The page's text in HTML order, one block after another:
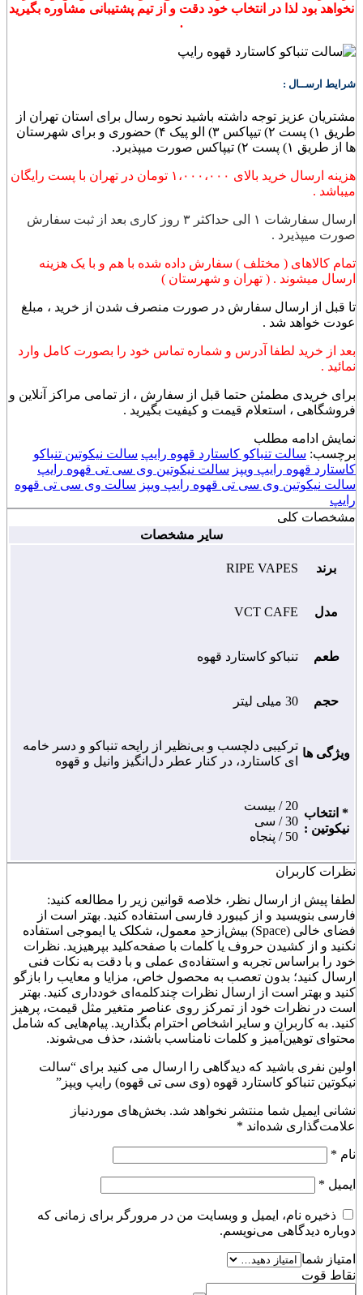
نخواهد بود لذا در انتخاب خود دقت و از تیم پشتیبانی مشاوره بگیرید
.
شرایط ارســال :
مشتریان عزیز توجه داشته باشید نحوه رسال برای استان تهران از
طریق ۱) پست ۲) تیپاکس ۳) الو پیک ۴) حضوری و برای شهرستان
ها از طریق ۱) پست ۲) تیپاکس صورت میپذیرد.
هزینه ارسال خرید بالای ۱،۰۰۰،۰۰۰ تومان در تهران با پست رایگان
میباشد .
ارسال سفارشات ۱ الی حداکثر ۳ روز کاری بعد از ثبت سفارش
صورت میپذیرد .
تمام کالاهای ( مختلف ) سفارش داده شده با هم و با یک هزینه
ارسال میشوند . ( تهران و شهرستان )
تا قبل از ارسال سفارش در صورت منصرف شدن از خرید ، مبلغ
عودت خواهد شد .
بعد از خرید لطفا آدرس و شماره تماس خود را بصورت کامل وارد
نمائید .
برای خریدی مطمئن حتما قبل از سفارش ، از تمامی مراکز آنلاین و
فروشگاهی ، استعلام قیمت و کیفیت بگیرید .
نمایش ادامه مطلب
برچسب: سالت تنباکو کاستارد قهوه رایپ سالت نیکوتین تنباکو
کاستارد قهوه رایپ ویپز سالت نیکوتین وی سی تی قهوه رایپ
سالت نیکوتین وی سی تی قهوه رایپ ویپز سالت وی سی تی قهوه
رایپ
مشخصات کلی
سایر مشخصات
برند RIPE VAPES
مدل VCT CAFE
طعم تنباکو کاستارد قهوه
حجم 30 میلی لیتر
ویژگی ها
ترکیبی دلچسب و بی‌نظیر از رایحه تنباکو و دسر خامه
ای کاستارد، در کنار عطر دل‌انگیز وانیل و قهوه
* انتخاب
نیکوتین :
20 / بیست
30 / سی
50 / پنجاه
نظرات کاربران
لطفا پیش از ارسال نظر، خلاصه قوانین زیر را مطالعه کنید:
فارسی بنویسید و از کیبورد فارسی استفاده کنید. بهتر است از
فضای خالی (Space) بیش‌از‌حدِ معمول، شکلک یا ایموجی استفاده
نکنید و از کشیدن حروف یا کلمات با صفحه‌کلید بپرهیزید. نظرات
خود را براساس تجربه و استفاده‌ی عملی و با دقت به نکات فنی
ارسال کنید؛ بدون تعصب به محصول خاص، مزایا و معایب را بازگو
کنید و بهتر است از ارسال نظرات چندکلمه‌‌ای خودداری کنید. بهتر
است در نظرات خود از تمرکز روی عناصر متغیر مثل قیمت، پرهیز
کنید. به کاربران و سایر اشخاص احترام بگذارید. پیام‌هایی که شامل
محتوای توهین‌آمیز و کلمات نامناسب باشند، حذف می‌شوند.
اولین نفری باشید که دیدگاهی را ارسال می کنید برای “سالت
نیکوتین تنباکو کاستارد قهوه (وی سی تی قهوه) رایپ ویپز”
نشانی ایمیل شما منتشر نخواهد شد. بخش‌های موردنیاز
علامت‌گذاری شده‌اند *
نام *
ایمیل *
ذخیره نام، ایمیل و وبسایت من در مرورگر برای زمانی که
دوباره دیدگاهی می‌نویسم.
امتیاز شما
نقاط قوت